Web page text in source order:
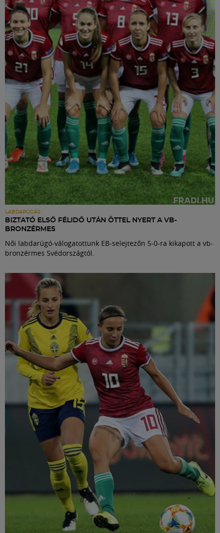
LABDARÚGÁS
BIZTATÓ ELSŐ FÉLIDŐ UTÁN ÖTTEL NYERT A VB-
BRONZÉRMES
Női labdarúgó-válogatottunk EB-selejtezőn 5-0-ra kikapott a vb-
bronzérmes Svédországtól.